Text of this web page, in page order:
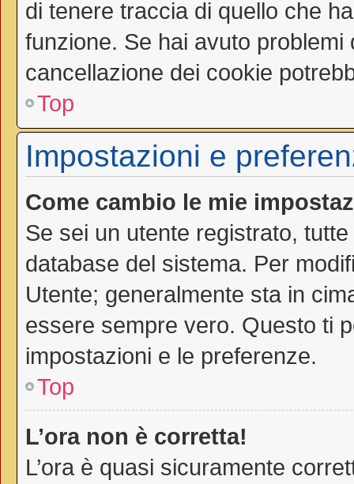
di tenere traccia di quello che
funzione. Se hai avuto
cancellazione dei cookie
Top
Impostazioni e
Come cambio le mie
Se sei un utente registrato,
database del sistema. Per
Utente; generalmente sta in
essere sempre vero. Questo ti
impostazioni e le preferenze.
Top
L’ora non è corretta!
L’ora è quasi sicuramente